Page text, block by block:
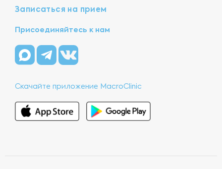
Записаться на прием
Присоединяйтесь к нам
Скачайте приложение MacroClinic